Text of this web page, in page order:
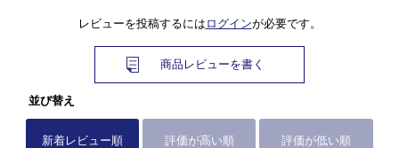
レビューを投稿するには ログインが必要です。
商品レビューを書く
並び替え
新着レビュー順 評価が高い順 評価が低い順